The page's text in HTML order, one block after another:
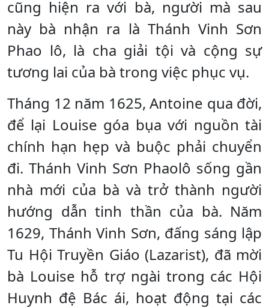
cũng hiện ra với bà, người mà sau
này bà nhận ra là Thánh Vinh Sơn
Phao lô, là cha giải tội và cộng sự
tương lai của bà trong việc phục vụ.
Tháng 12 năm 1625, Antoine qua đời,
để lại Louise góa bụa với nguồn tài
chính hạn hẹp và buộc phải chuyển
đi. Thánh Vinh Sơn Phaolô sống gần
nhà mới của bà và trở thành người
hướng dẫn tinh thần của bà. Năm
1629, Thánh Vinh Sơn, đấng sáng lập
Tu Hội Truyền Giáo (Lazarist), đã mời
bà Louise hỗ trợ ngài trong các Hội
Huynh đệ Bác ái, hoạt động tại các